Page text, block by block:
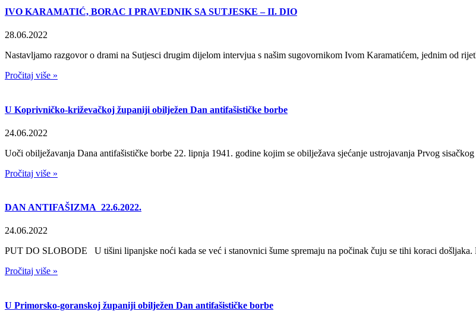
IVO KARAMATIĆ, BORAC I PRAVEDNIK SA SUTJESKE – II. DIO
28.06.2022
Nastavljamo razgovor o drami na Sutjesci drugim dijelom intervjua s našim sugovornikom Ivom Karamatićem, jednim od
Pročitaj više »
U Koprivničko-križevačkoj županiji obilježen Dan antifašističke borbe
24.06.2022
Uoči obilježavanja Dana antifašističke borbe 22. lipnja 1941. godine kojim se obilježava sjećanje ustrojavanja Prvog
Pročitaj više »
DAN ANTIFAŠIZMA 22.6.2022.
24.06.2022
PUT DO SLOBODE U tišini lipanjske noći kada se već i stanovnici šume spremaju na počinak čuju se tihi koraci
Pročitaj više »
U Primorsko-goranskoj županiji obilježen Dan antifašističke borbe